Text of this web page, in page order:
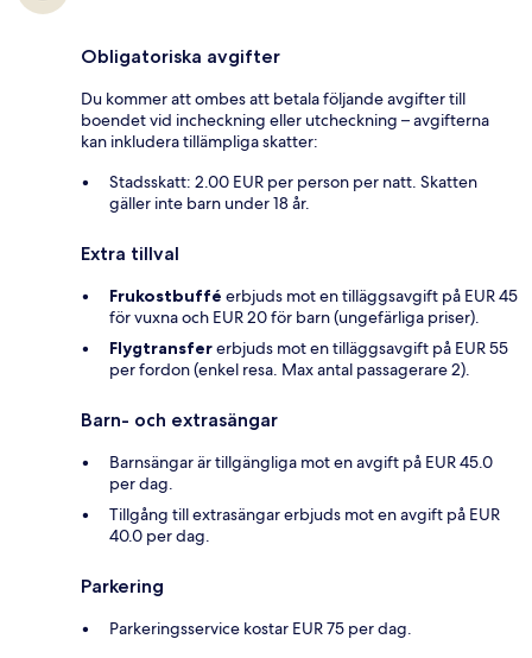
Obligatoriska avgifter
Du kommer att ombes att betala följande avgifter till
boendet vid incheckning eller utcheckning – avgifterna
kan inkludera tillämpliga skatter:
Stadsskatt: 2.00 EUR per person per natt. Skatten
gäller inte barn under 18 år.
Extra tillval
Frukostbuffé erbjuds mot en tilläggsavgift på EUR 45
för vuxna och EUR 20 för barn (ungefärliga priser).
Flygtransfererbjuds mot en tilläggsavgift på EUR 55
per fordon (enkel resa. Max antal passagerare 2).
Barn- och extrasängar
Barnsängar är tillgängliga mot en avgift på EUR 45.0
per dag.
Tillgång till extrasängar erbjuds mot en avgift på EUR
40.0 per dag.
Parkering
Parkeringsservice kostar EUR 75 per dag.